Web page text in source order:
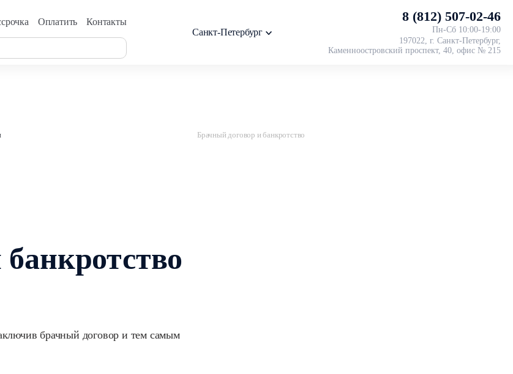
Оплатить
Контакты
Санкт-Петербург
8 (812) 507-02-46
Пн-Cб 10:00-19:00
197022, г. Санкт-Петербург,
Каменноостровский проспект, 40, офис № 215
Брачный договор и банкротство
брачный договор и тем самым